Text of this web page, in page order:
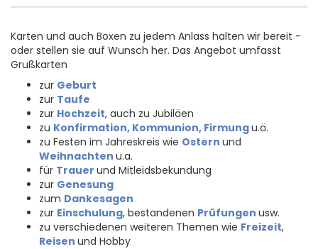
Karten und auch Boxen zu jedem Anlass halten wir bereit -
oder stellen sie auf Wunsch her. Das Angebot umfasst
Grußkarten
zur Geburt
zur Taufe
zur Hochzeit, auch zu Jubiläen
zu Konfirmation, Kommunion, Firmungu.ä.
zu Festen im Jahreskreis wie Ostern und
Weihnachten u.a.
für Trauer und Mitleidsbekundung
zur Genesung
zum Dankesagen
zur Einschulung, bestandenen Prüfungen usw.
zu verschiedenen weiteren Themen wie Freizeit,
Reisen und Hobby